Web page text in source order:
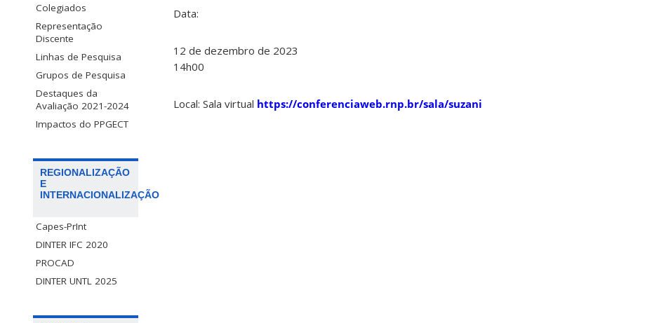
Colegiados
Representação
Discente
Linhas de Pesquisa
Grupos de Pesquisa
Destaques da
Avaliação 2021-2024
Impactos do PPGECT
REGIONALIZAÇÃO
E
INTERNACIONALIZAÇÃO
Capes-PrInt
DINTER IFC 2020
PROCAD
DINTER UNTL 2025
Data:
12 de dezembro de 2023
14h00
Local: Sala virtual https://conferenciaweb.rnp.br/sala/suzani